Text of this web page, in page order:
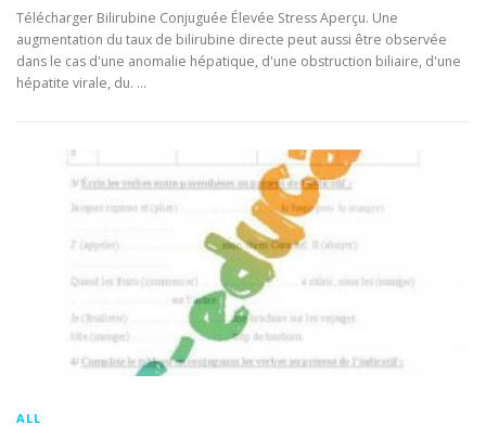
Télécharger Bilirubine Conjuguée Élevée Stress Aperçu. Une
augmentation du taux de bilirubine directe peut aussi être observée
dans le cas d'une anomalie hépatique, d'une obstruction biliaire, d'une
hépatite virale, du. …
ALL